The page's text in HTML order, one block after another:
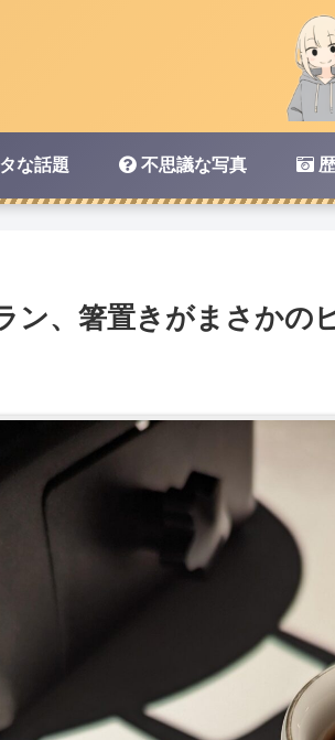
な話題 不思議な写真
ン、箸置きがまさかの